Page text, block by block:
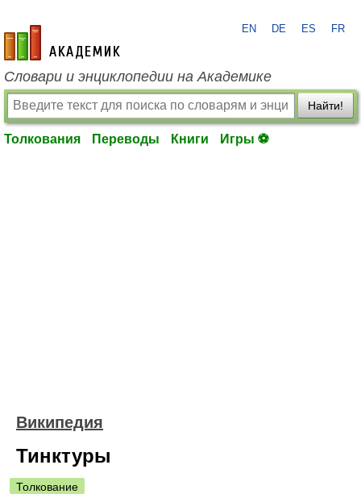
academic.ru
EN DE ES FR
Словари и энциклопедии на Академике
Найти!
Толкования Переводы Книги Игры ⚽
Википедия
Тинктуры
Толкование